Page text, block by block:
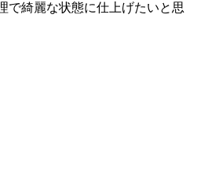
で綺麗な状態に仕上げたいと思